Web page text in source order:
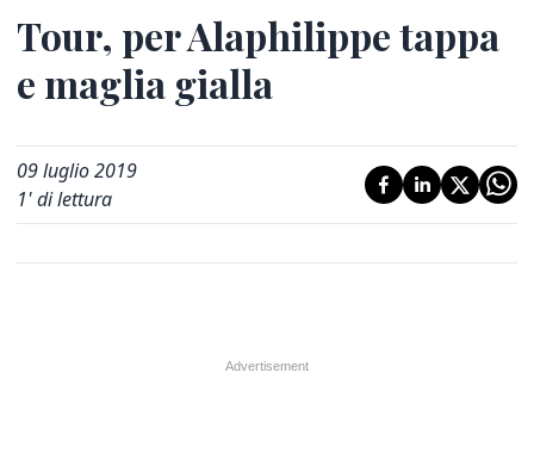
Tour, per Alaphilippe tappa
e maglia gialla
09 luglio 2019
1' di lettura